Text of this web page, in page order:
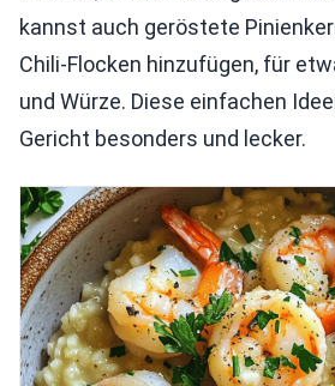
kannst auch geröstete
Chili-Flocken hinzufügen, für
und Würze. Diese einfachen
Gericht besonders und lecker.